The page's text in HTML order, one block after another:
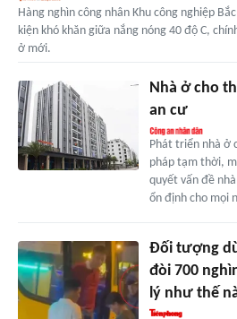
Hàng nghìn công nhân Khu công nghiệp
kiện khó khăn giữa nắng nóng 40 độ C,
ở mới.
Nhà ở cho
an cư
Phát triển nhà ở
pháp tạm thời,
quyết vấn đề
ổn định cho mọi
Đối tượng
đòi 700
lý như thế